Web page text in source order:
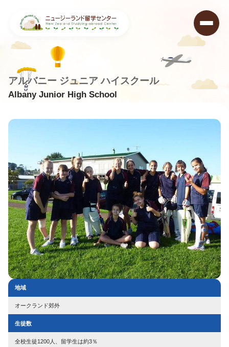
Albany Junior High School
アルバニー ジュニア ハイスクール
ニュージーランド留学センター
地域
オークランド郊外
生徒数
全校生徒1200人、留学生は約3％